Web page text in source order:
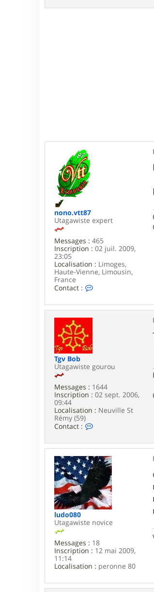
nono.vtt87
Utagawiste expert
Messages : 465
Inscription : 02 juil. 2009,
23:05
Localisation : Limoges,
Haute-Vienne, Limousin,
France
Contact :
n
t
o
n
.
v
t
Tgv Bob
Utagawiste gourou
Messages : 1644
Inscription : 02 sept. 2006,
09:44
Localisation : Neuville St
Rémy (59)
Contact :
t
a
c
t
e
r
T
g
v
o
ludo080
Utagawiste novice
Messages : 18
Inscription : 12 mai 2009,
11:14
Localisation : peronne 80